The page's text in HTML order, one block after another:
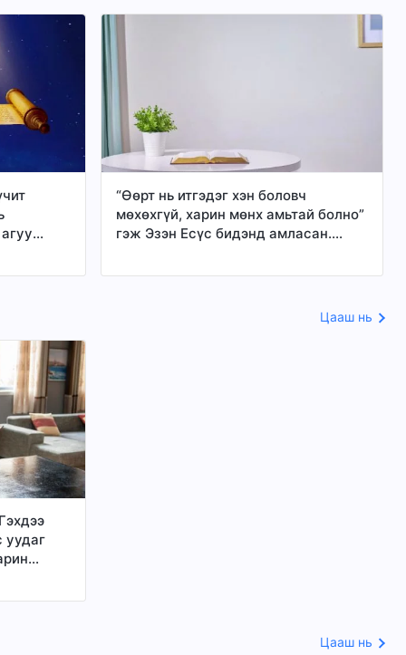
“Өөрт нь итгэдэг хэн боловч
мөхөхгүй, харин мөнх амьтай болно”
гэж Эзэн Есүс бидэнд амласан.
Цааш нь
уудаг
Цааш нь